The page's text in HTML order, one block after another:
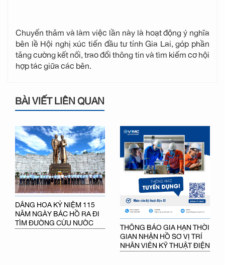
Chuyến thăm và làm việc lần này là hoạt động ý nghĩa
bên lề Hội nghị xúc tiến đầu tư tỉnh Gia Lai, góp phần
tăng cường kết nối, trao đổi thông tin và tìm kiếm cơ hội
hợp tác giữa các bên.
BÀI VIẾT LIÊN QUAN
DÂNG HOA KỶ NIỆM 115
NĂM NGÀY BÁC HỒ RA ĐI
TÌM ĐƯỜNG CỨU NƯỚC THÔNG BÁO GIA HẠN THỜI
GIAN NHẬN HỒ SƠ VỊ TRÍ
NHÂN VIÊN KỸ THUẬT ĐIỆN